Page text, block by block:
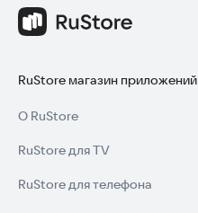
RuStore магазин приложений
О RuStore
RuStore для TV
RuStore для телефона